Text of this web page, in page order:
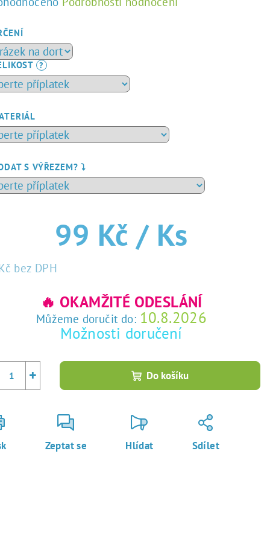
?
S VÝŘEZEM? ⤵️
99 Kč / Ks
bez DPH
🔥 OKAMŽITÉ ODESLÁNÍ
Můžeme doručit do: 10.8.2026
Možnosti doručení
+ Do košíku
Zeptat se Hlídat Sdílet